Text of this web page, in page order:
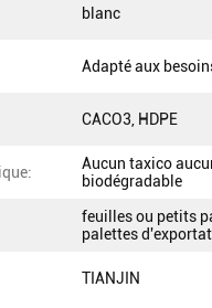
blanc
Adapté aux
CACO3, HDPE
Aucun taxico
biodégradable
feuilles ou petits
palettes
TIANJIN